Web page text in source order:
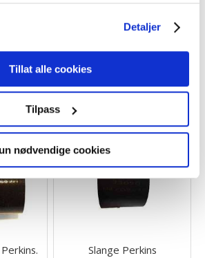
Vi bruker informasjonskapsler for å gi
et personlig preg, for å levere
og for å analysere trafikken vår.
om hvordan du bruker
som kan kombinere den
du har gjort tilgjengelig for dem,
inn gjennom din bruk av
Detaljer
Tillat alle cookies
Tilpass
nødvendige cookies
Slange reduksjon Perkins
235,00 kr
Slange Perkins